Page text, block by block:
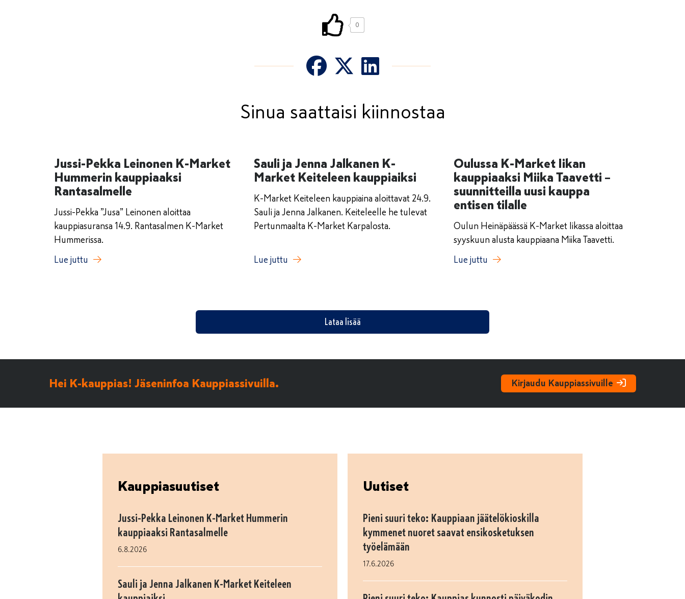
0
Sinua saattaisi kiinnostaa
Jussi-Pekka Leinonen K-Market
Hummerin kauppiaaksi
Rantasalmelle
Jussi-Pekka ”Jusa” Leinonen aloittaa
kauppiasuransa 14.9. Rantasalmen K-Market
Hummerissa.
Lue juttu
Sauli ja Jenna Jalkanen K-
Market Keiteleen kauppiaiksi
K-Market Keiteleen kauppiaina aloittavat 24.9.
Sauli ja Jenna Jalkanen. Keiteleelle he tulevat
Pertunmaalta K-Market Karpalosta.
Lue juttu
Oulussa K-Market Iikan
kauppiaaksi Miika Taavetti –
suunnitteilla uusi kauppa
entisen tilalle
Oulun Heinäpäässä K-Market Iikassa aloittaa
syyskuun alusta kauppiaana Miika Taavetti.
Lue juttu
Lataa lisää
Hei K-kauppias! Jäseninfoa Kauppiassivuilla. Kirjaudu Kauppiassivuille
Kauppiasuutiset
Jussi-Pekka Leinonen K-Market Hummerin
kauppiaaksi Rantasalmelle
6.8.2026
Sauli ja Jenna Jalkanen K-Market Keiteleen
Uutiset
Pieni suuri teko: Kauppiaan jäätelökioskilla
kymmenet nuoret saavat ensikosketuksen
työelämään
17.6.2026